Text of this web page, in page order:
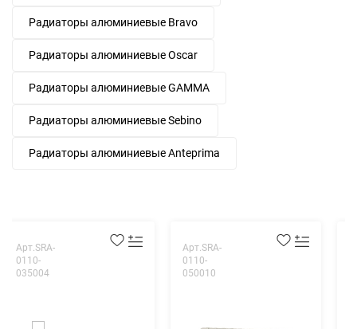
Радиаторы алюминиевые Bravo
Радиаторы алюминиевые Oscar
Радиаторы алюминиевые GAMMA
Радиаторы алюминиевые Sebino
Радиаторы алюминиевые Anteprima
Арт.SRA-
0110-
035004
Арт.SRA-
0110-
050010